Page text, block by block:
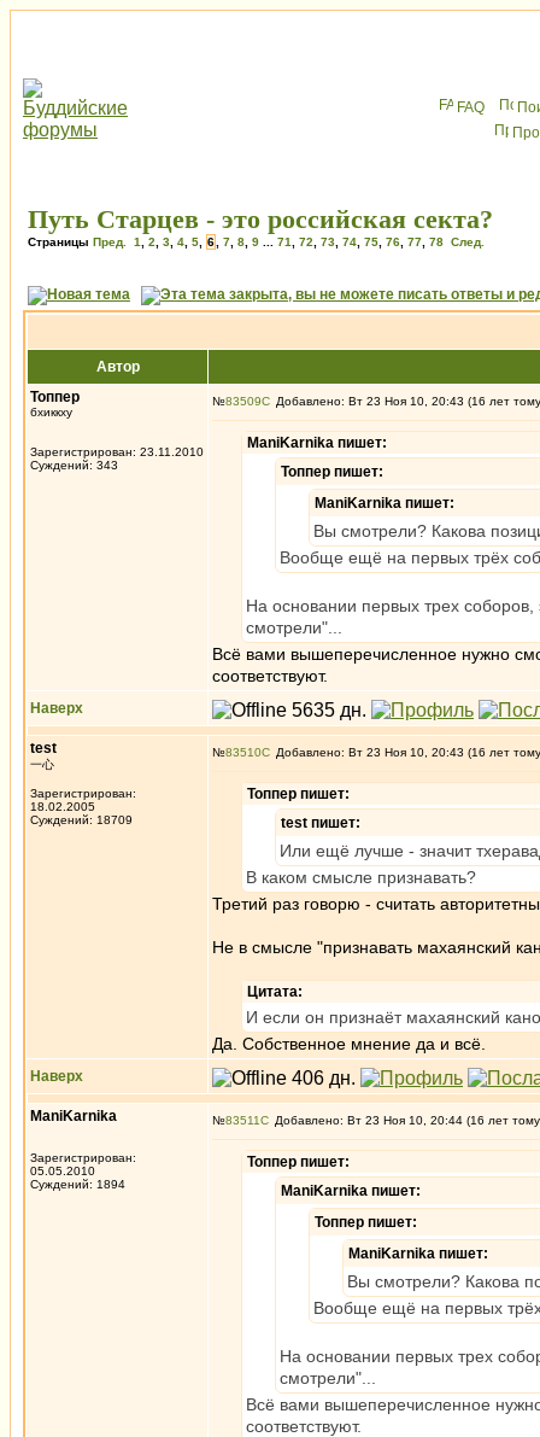
FAQ
Путь Старцев - это российская секта?
Страницы Пред. 1 2 3 4 5 6 7 8 9 71 72 73 74 75 76 77 78 След.
Автор
Топпер
бхиккху
Зарегистрирован: 23.11.2010
Суждений: 343
№83509 Добавлено: Вт 23 Ноя 10, 20:43 (16 лет
ManiKarnika пишет:
Топпер пишет:
ManiKarnika пишет:
Вы смотрели? Какова
Вообще ещё на первых трёх
На основании первых трех
смотрели"...
Всё вами вышеперечисленное нужно
соответствуют.
Наверх
test
一心
Зарегистрирован:
18.02.2005
Суждений: 18709
№83510 Добавлено: Вт 23 Ноя 10, 20:43 (16 лет
Топпер пишет:
test пишет:
Или ещё лучше - значит
В каком смысле признавать?
Третий раз говорю - считать
Не в смысле "признавать махаянский
Цитата:
И если он признаёт махаянский
Да. Собственное мнение да и всё.
Наверх
ManiKarnika
Зарегистрирован:
05.05.2010
Суждений: 1894
№83511 Добавлено: Вт 23 Ноя 10, 20:44 (16 лет
Топпер пишет:
ManiKarnika пишет:
Топпер пишет:
ManiKarnika пишет:
Вы смотрели? Какова
Вообще ещё на первых
На основании первых трех
смотрели"...
Всё вами вышеперечисленное
соответствуют.